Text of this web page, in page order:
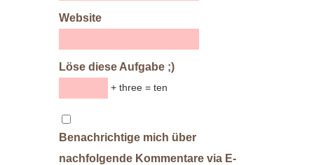
Website
Löse diese Aufgabe ;)
+ three = ten
Benachrichtige mich über
nachfolgende Kommentare via E-